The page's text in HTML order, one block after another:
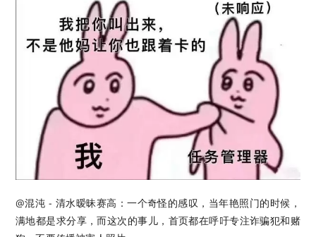
@混沌 - 清水暧昧赛高：一个奇怪的感叹，当年艳照门的时候，
满地都是求分享，而这次的事儿，首页都在呼吁专注诈骗犯和赌